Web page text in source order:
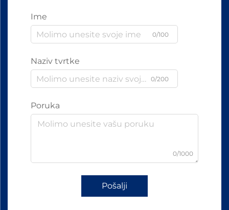
Ime
0/100
Naziv tvrtke
0/200
Poruka
0/1000
Pošalji